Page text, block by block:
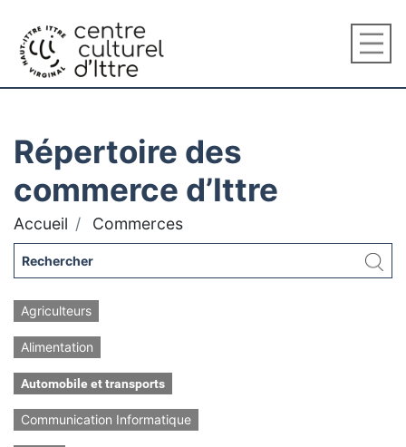
Répertoire des
commerce d’Ittre
Accueil Commerces
Agriculteurs
Alimentation
Automobile et transports
Communication Informatique